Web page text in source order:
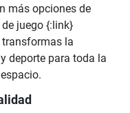
más opciones de
juego {:link}
la
deporte para toda la